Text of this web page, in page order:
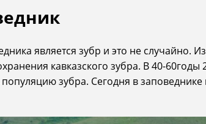
является зубр и это не случайно.
кавказского зубра. В 40-
зубра. Сегодня в